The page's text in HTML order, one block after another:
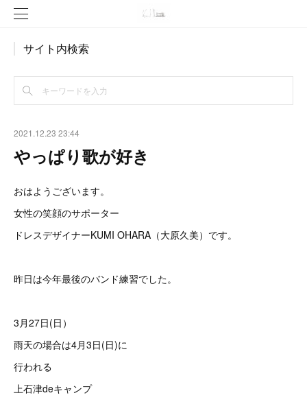
サイト内検索
2021.12.23 23:44
やっぱり歌が好き
おはようございます。
女性の笑顔のサポーター
ドレスデザイナーKUMI OHARA（大原久美）です。
昨日は今年最後のバンド練習でした。
3月27日(日）
雨天の場合は4月3日(日)に
行われる
上石津deキャンプ